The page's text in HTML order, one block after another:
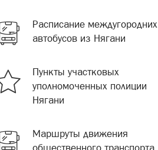
Расписание междугородних
автобусов из Нягани
Пункты участковых
уполномоченных полиции
Нягани
Маршруты движения
общественного транспорта